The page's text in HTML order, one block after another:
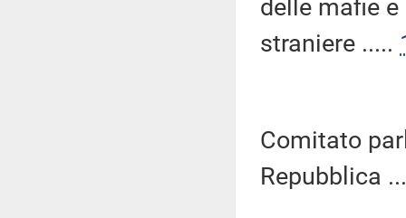
delle mafie
straniere .....
Comitato
Repubblica